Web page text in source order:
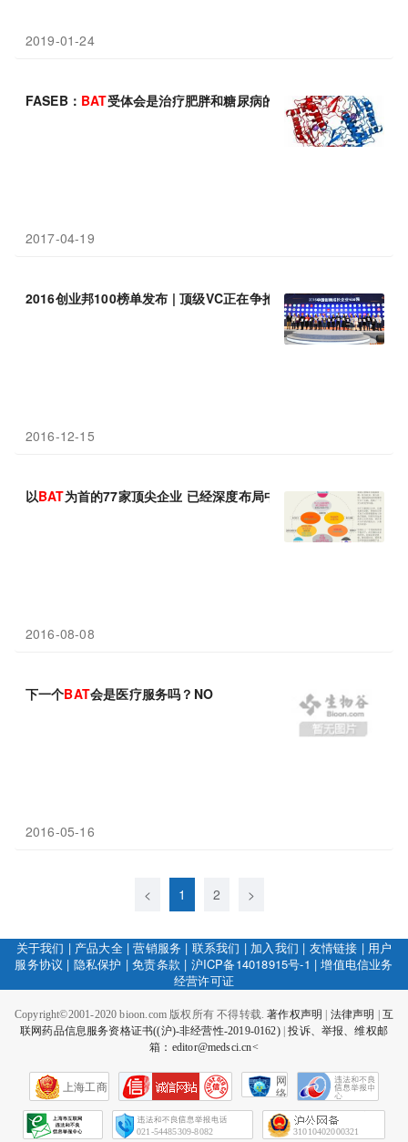
2019-01-24
FASEB： BAT受体会是治疗肥胖和糖尿病的关键吗
2017-04-19
2016创业邦100榜单发布 | 顶级VC正在争抢，未来的BAT都在这儿
2016-12-15
以BAT为首的77家顶尖企业 已经深度布局中国数字健康行业
2016-08-08
下一个BAT会是医疗服务吗？NO
2016-05-16
< 1 2 >
关于我们 | 产品大全|营销服务 | 联系我们 | 加入我们 | 友情链接 | 用户
服务协议 | 隐私保护 |免责条款 | 沪ICP备14018915号-1 |增值电信业务
经营许可证
Copyright©2001-2020 bioon.com 版权所有 不得转载.著作权声明 法律声明
互
联网药品信息服务资格证书((沪)-非经营性-2019-0162)|投诉、举报、维权邮
箱：editor@medsci.cn<
上海工商
网
络
会
征
021-54485309-8082 31010402000321